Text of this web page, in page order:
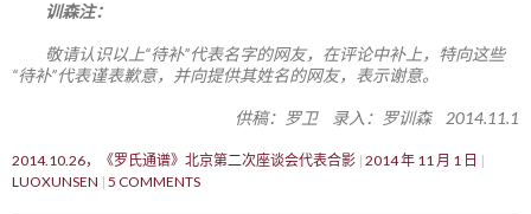
训森注：
敬请认识以上“待补”代表名字的网友，在评论中补上，特向这些
“待补”代表谨表歉意，并向提供其姓名的网友，表示谢意。
供稿：罗卫 录入：罗训森 2014.11.1
2014.10.26，《罗氏通谱》北京第二次座谈会代表合影 2014 年 11 月 1 日
LUOXUNSEN 5 COMMENTS